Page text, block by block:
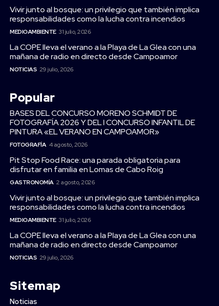
Vivir junto al bosque: un privilegio que también implica
responsabilidades como la lucha contra incendios
MEDIOAMBIENTE 31 julio, 2026
La COPE lleva el verano a la Playa de La Glea con una
mañana de radio en directo desde Campoamor
NOTICIAS 29 julio, 2026
Popular
BASES DEL CONCURSO MORENO SCHMIDT DE
FOTOGRAFÍA 2026 Y DEL I CONCURSO INFANTIL DE
PINTURA «EL VERANO EN CAMPOAMOR»
FOTOGRAFÍA 4 agosto, 2026
Pit Stop Food Race: una parada obligatoria para
disfrutar en familia en Lomas de Cabo Roig
GASTRONOMÍA 2 agosto, 2026
Vivir junto al bosque: un privilegio que también implica
responsabilidades como la lucha contra incendios
MEDIOAMBIENTE 31 julio, 2026
La COPE lleva el verano a la Playa de La Glea con una
mañana de radio en directo desde Campoamor
NOTICIAS 29 julio, 2026
Sitemap
Noticias